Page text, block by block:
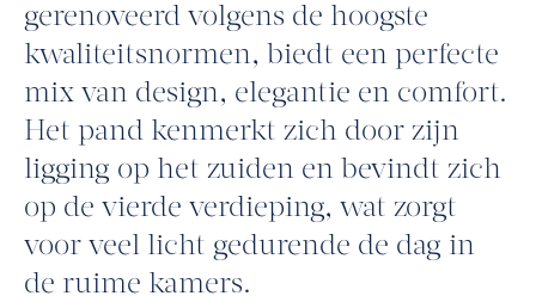
gerenoveerd volgens de hoogste
kwaliteitsnormen, biedt een perfecte
mix van design, elegantie en comfort.
Het pand kenmerkt zich door zijn
ligging op het zuiden en bevindt zich
op de vierde verdieping, wat zorgt
voor veel licht gedurende de dag in
de ruime kamers.